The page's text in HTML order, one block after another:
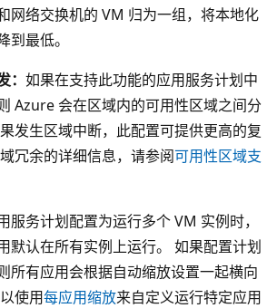
网络交换机的 VM 归为一组，将本地化
到最低。
如果在支持此功能的应用服务计划中
Azure 会在区域内的可用性区域之间分
发生区域中断，此配置可提供更高的复
冗余的详细信息，请参阅可用性区域支
服务计划配置为运行多个 VM 实例时，
默认在所有实例上运行。 如果配置计划
所有应用会根据自动缩放设置一起横向
使用每应用缩放来自定义运行特定应用